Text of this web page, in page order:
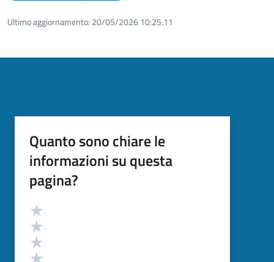
Ultimo aggiornamento: 20/05/2026 10:25.11
Quanto sono chiare le
informazioni su questa
pagina?
Valutazione